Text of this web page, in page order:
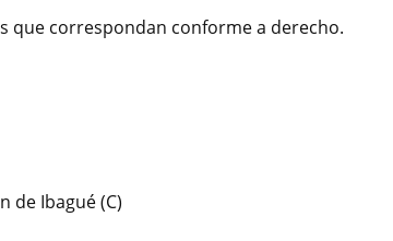
que correspondan conforme a derecho.
de Ibagué (C)